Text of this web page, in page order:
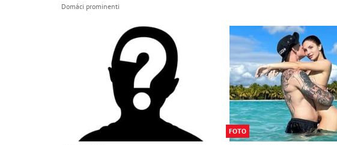
Domáci prominenti
FOTO